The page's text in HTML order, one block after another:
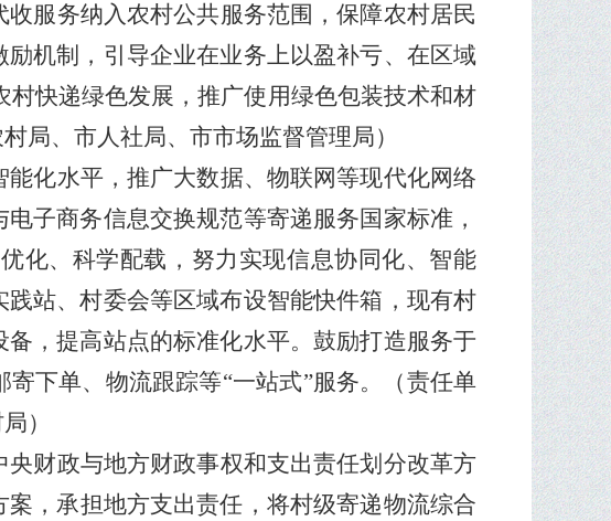
服务纳入农村公共服务范围，保障农村居民
机制，引导企业在业务上以盈补亏、在区域
快递绿色发展，推广使用绿色包装技术和材
局、市人社局、市市场监督管理局）
化水平，推广大数据、物联网等现代化网络
子商务信息交换规范等寄递服务国家标准，
化、科学配载，努力实现信息协同化、智能
站、村委会等区域布设智能快件箱，现有村
，提高站点的标准化水平。鼓励打造服务于
寄下单、物流跟踪等“一站式”服务。
（责任单
）
财政与地方财政事权和支出责任划分改革方
案，承担地方支出责任，将村级寄递物流综合